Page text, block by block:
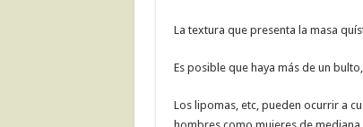
La textura que presenta la masa
Es posible que haya más de un
Los lipomas, etc, pueden ocurrir a